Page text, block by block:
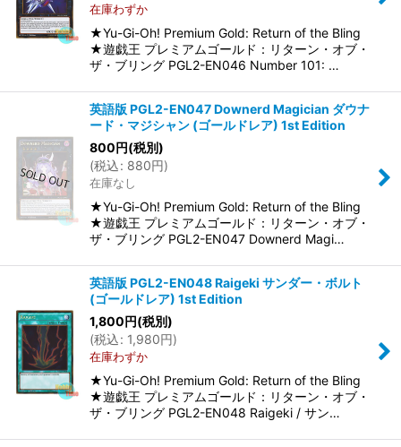
在庫わずか
★Yu-Gi-Oh! Premium Gold: Return of the Bling
★遊戯王 プレミアムゴールド：リターン・オブ・
ザ・ブリング PGL2-EN046 Number 101: …
英語版 PGL2-EN047 Downerd Magician ダウナ
ード・マジシャン (ゴールドレア) 1st Edition
800円(税別)
(税込: 880円)
在庫なし
★Yu-Gi-Oh! Premium Gold: Return of the Bling
★遊戯王 プレミアムゴールド：リターン・オブ・
ザ・ブリング PGL2-EN047 Downerd Magi…
英語版 PGL2-EN048 Raigeki サンダー・ボルト
(ゴールドレア) 1st Edition
1,800円(税別)
(税込: 1,980円)
在庫わずか
★Yu-Gi-Oh! Premium Gold: Return of the Bling
★遊戯王 プレミアムゴールド：リターン・オブ・
ザ・ブリング PGL2-EN048 Raigeki / サン…